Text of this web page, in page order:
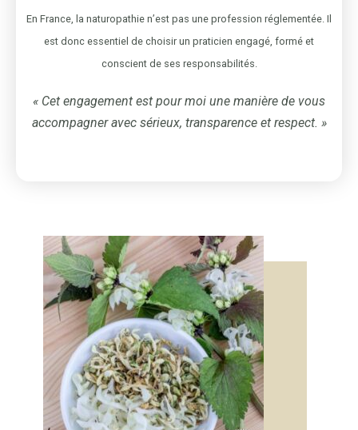
En France, la naturopathie n’est pas une profession réglementée. Il
est donc essentiel de choisir un praticien engagé, formé et
conscient de ses responsabilités.
« Cet engagement est pour moi une manière de vous
accompagner avec sérieux, transparence et respect. »